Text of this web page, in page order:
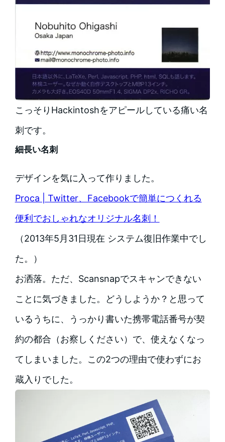
こっそりHackintoshをアピールしている痛い名
刺です。
細長い名刺
デザインを気に入って作りました。
Proca | Twitter、Facebookで簡単につくれる
便利でおしゃれなオリジナル名刺！
（2013年5月31日現在 システム復旧作業中でし
た。）
お洒落。ただ、Scansnapでスキャンできない
ことに気づきました。どうしようか？と思って
いるうちに、うっかり書いた携帯電話番号が契
約の都合（お察しください）で、使えなくなっ
てしまいました。この2つの理由で使わずにお
蔵入りでした。